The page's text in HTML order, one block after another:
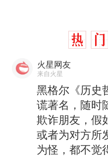
火星网友
来自火星
黑格尔《历史
谎著名，随时
欺诈朋友，假
或者为对方所
为怪，都不觉